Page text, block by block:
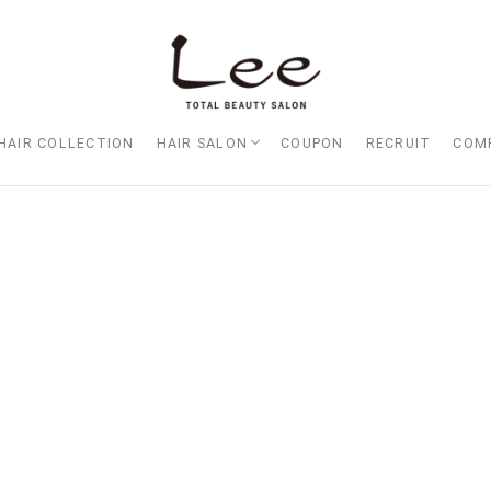
COLLECTION HAIR SALON
Lee大阪店
Lee梅田店
Lee京橋店
Lee堀江店
Lee四ツ橋店
Lee天王寺店
Lee上新庄Vita店
Lee東三国店
Lee布施店
Lee枚方店
HARBOR （ハーバー）
Lee尼崎店
Lee甲子園店
COUPON RECRUIT